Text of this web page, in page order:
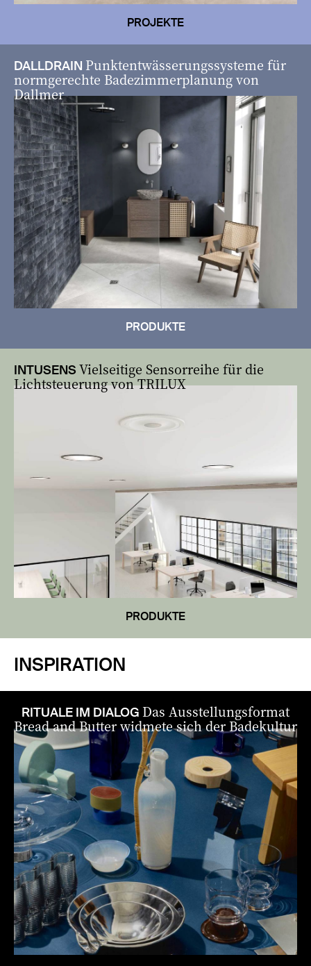
PROJEKTE
DALLDRAIN Punktentwässerungssysteme für
normgerechte Badezimmerplanung von
Dallmer
PRODUKTE
INTUSENS Vielseitige Sensorreihe für die
Lichtsteuerung von TRILUX
PRODUKTE
INSPIRATION
RITUALE IM DIALOG Das Ausstellungsformat
Bread and Butter widmete sich der Badekultur